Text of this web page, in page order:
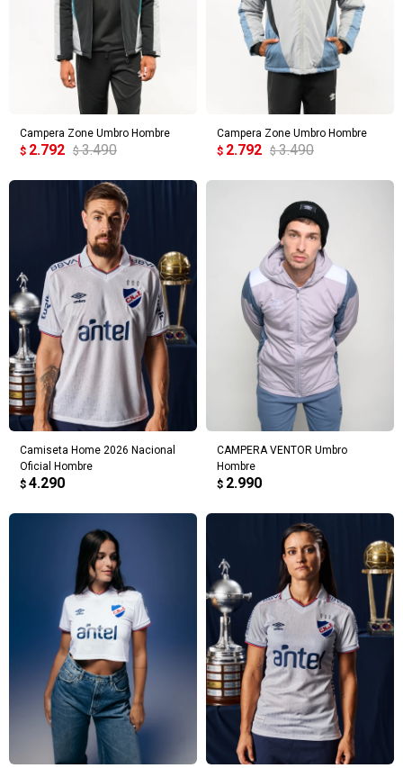
Campera Zone Umbro Hombre
$ 2.792 $ 3.490
Campera Zone Umbro Hombre
$ 2.792 $ 3.490
Camiseta Home 2026 Nacional
Oficial Hombre
$ 4.290
CAMPERA VENTOR Umbro
Hombre
$ 2.990